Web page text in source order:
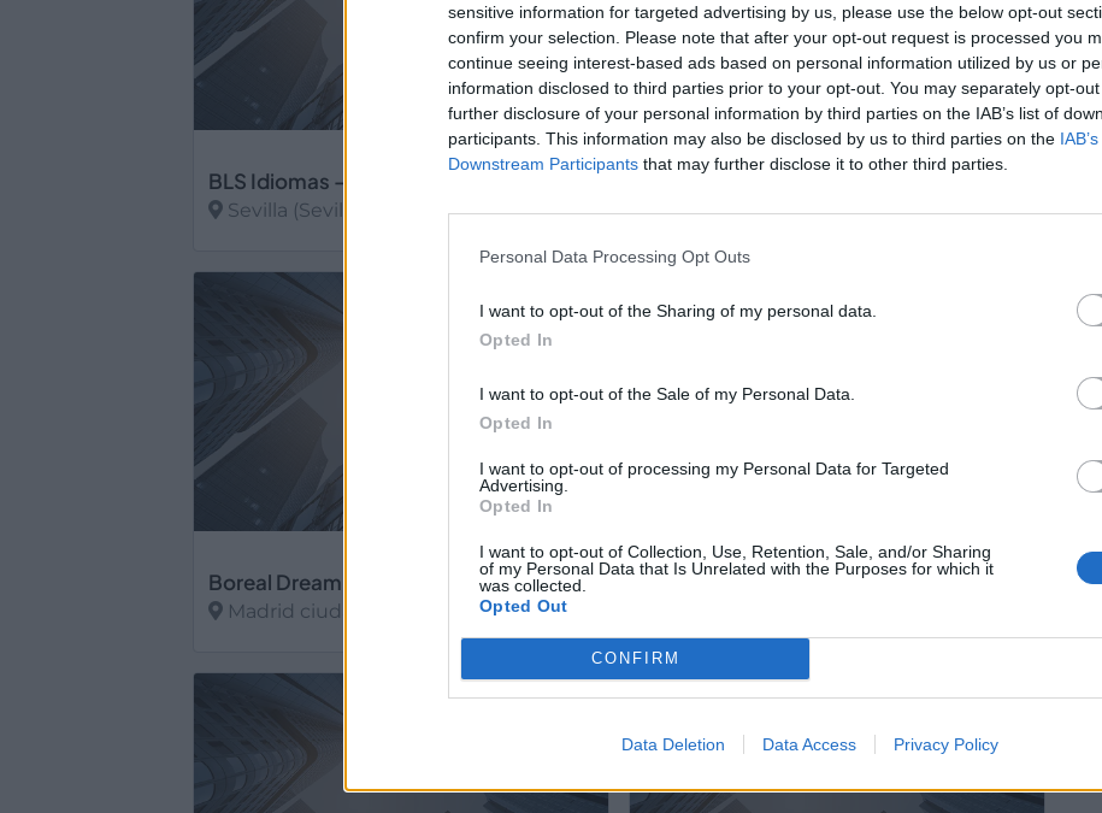
sensitive information for targeted advertising by us, please use the below opt-out
confirm your selection. Please note that after your opt-out request is processed you
continue seeing interest-based ads based on personal information utilized by us or
information disclosed to third parties prior to your opt-out. You may separately opt-
further disclosure of your personal information by third parties on the IAB’s list of
participants. This information may also be disclosed by us to third parties on the
Downstream Participants that may further disclose it to other third parties.
Personal Data Processing Opt Outs
I want to opt-out of the Sharing of my personal data.
Opted In
I want to opt-out of the Sale of my Personal Data.
Opted In
I want to opt-out of processing my Personal Data for Targeted
Advertising.
Opted In
I want to opt-out of Collection, Use, Retention, Sale, and/or Sharing
of my Personal Data that Is Unrelated with the Purposes for which it
was collected.
Opted Out
CONFIRM
Data Deletion Data Access Privacy Policy
Sevilla (Sevilla)
Blue Bridge School
Terrassa (Barcelona)
Ver más
Boreal Dreaming Together S.l.
Madrid ciudad (Madrid)
393
British Academia de Inglés
Ver más
2000 2209